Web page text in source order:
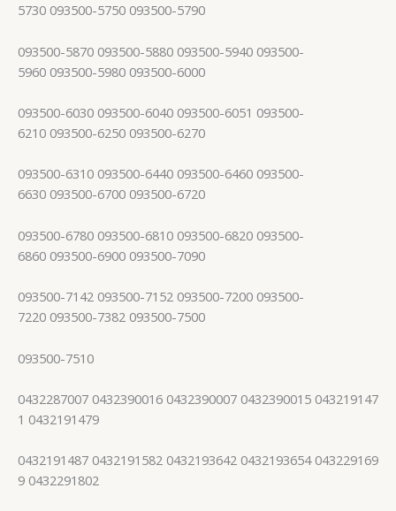
5730 093500-5750 093500-5790
093500-5870 093500-5880 093500-5940 093500-
5960 093500-5980 093500-6000
093500-6030 093500-6040 093500-6051 093500-
6210 093500-6250 093500-6270
093500-6310 093500-6440 093500-6460 093500-
6630 093500-6700 093500-6720
093500-6780 093500-6810 093500-6820 093500-
6860 093500-6900 093500-7090
093500-7142 093500-7152 093500-7200 093500-
7220 093500-7382 093500-7500
093500-7510
0432287007 0432390016 0432390007 0432390015 043219147
1 0432191479
0432191487 0432191582 0432193642 0432193654 043229169
9 0432291802